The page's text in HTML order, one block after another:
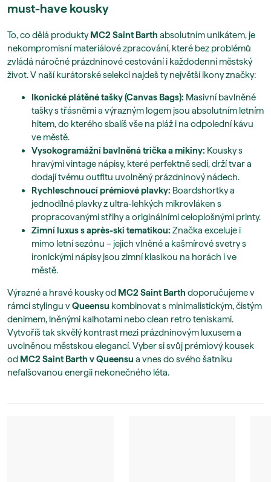
must-have kousky
To, co dělá produktyMC2 Saint Barth absolutním unikátem, je
nekompromisní materiálové zpracování, které bez problémů
zvládá náročné prázdninové cestování i každodenní městský
život. V naší kurátorské selekci najdeš ty největší ikony značky:
Ikonické plátěné tašky (Canvas Bags): Masivní bavlněné
tašky s třásněmi a výrazným logem jsou absolutním letním
hitem, do kterého sbalíš vše na pláž i na odpolední kávu
ve městě.
Vysokogramážní bavlněná trička a mikiny: Kousky s
hravými vintage nápisy, které perfektně sedí, drží tvar a
dodají tvému outfitu uvolněný prázdninový nádech.
Rychleschnoucí prémiové plavky: Boardshortky a
jednodílné plavky z ultra-lehkých mikrovláken s
propracovanými střihy a originálními celoplošnými printy.
Zimní luxus s après-ski tematikou: Značka exceluje i
mimo letní sezónu – jejich vlněné a kašmírové svetry s
ironickými nápisy jsou zimní klasikou na horách i ve
městě.
Výrazné a hravé kousky od MC2 Saint Barth doporučujeme v
rámci stylingu vQueensu kombinovat s minimalistickým, čistým
denimem, lněnými kalhotami nebo clean retro teniskami.
Vytvoříš tak skvělý kontrast mezi prázdninovým luxusem a
uvolněnou městskou elegancí. Vyber si svůj prémiový kousek
od MC2 Saint Barth v Queensu a vnes do svého šatníku
nefalšovanou energii nekonečného léta.